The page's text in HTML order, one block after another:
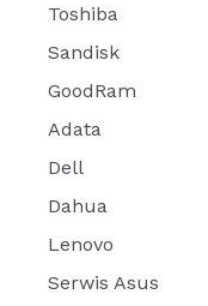
Toshiba
Sandisk
GoodRam
Adata
Dell
Dahua
Lenovo
Serwis Asus